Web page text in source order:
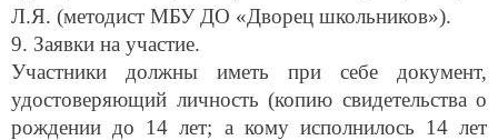
Л.Я. (методист МБУ ДО «Дворец школьников»).
9. Заявки на участие.
Участники должны иметь при себе документ,
удостоверяющий личность (копию свидетельства о
рождении до 14 лет; а кому исполнилось 14 лет